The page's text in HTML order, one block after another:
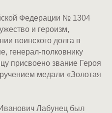
Федерации № 1304
и героизм,
воинского долга в
генерал-полковнику
присвоено звание Героя
медали «Золотая
Лабунец был